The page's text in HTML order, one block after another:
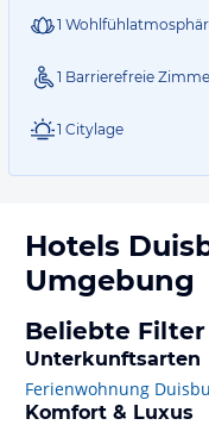
1
1 Barrierefreie
1 Citylage
Hotels
Umgebung
Beliebte
Unterkunftsarten
Ferienwohnung
Komfort & Luxus